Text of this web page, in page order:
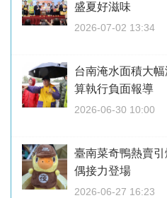
盛夏好滋味
2026-07-02 13:34
台南淹水面積大
算執行負面報導
2026-06-30 10:00
臺南菜奇鴨熱賣
偶接力登場
2026-06-27 16:23